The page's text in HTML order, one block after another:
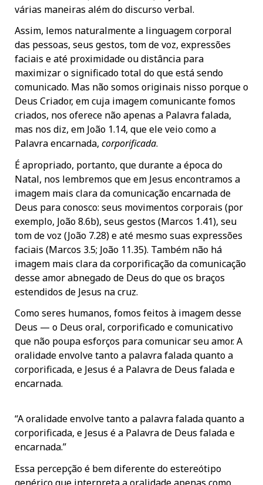
várias maneiras além do discurso verbal.
Assim, lemos naturalmente a linguagem corporal
das pessoas, seus gestos, tom de voz, expressões
faciais e até proximidade ou distância para
maximizar o significado total do que está sendo
comunicado. Mas não somos originais nisso porque o
Deus Criador, em cuja imagem comunicante fomos
criados, nos oferece não apenas a Palavra falada,
mas nos diz, em João 1.14, que ele veio como a
Palavra encarnada, corporificada.
É apropriado, portanto, que durante a época do
Natal, nos lembremos que em Jesus encontramos a
imagem mais clara da comunicação encarnada de
Deus para conosco: seus movimentos corporais (por
exemplo, João 8.6b), seus gestos (Marcos 1.41), seu
tom de voz (João 7.28) e até mesmo suas expressões
faciais (Marcos 3.5; João 11.35). Também não há
imagem mais clara da corporificação da comunicação
desse amor abnegado de Deus do que os braços
estendidos de Jesus na cruz.
Como seres humanos, fomos feitos à imagem desse
Deus — o Deus oral, corporificado e comunicativo
que não poupa esforços para comunicar seu amor. A
oralidade envolve tanto a palavra falada quanto a
corporificada, e Jesus é a Palavra de Deus falada e
encarnada.
“A oralidade envolve tanto a palavra falada quanto a
corporificada, e Jesus é a Palavra de Deus falada e
encarnada.”
Essa percepção é bem diferente do estereótipo